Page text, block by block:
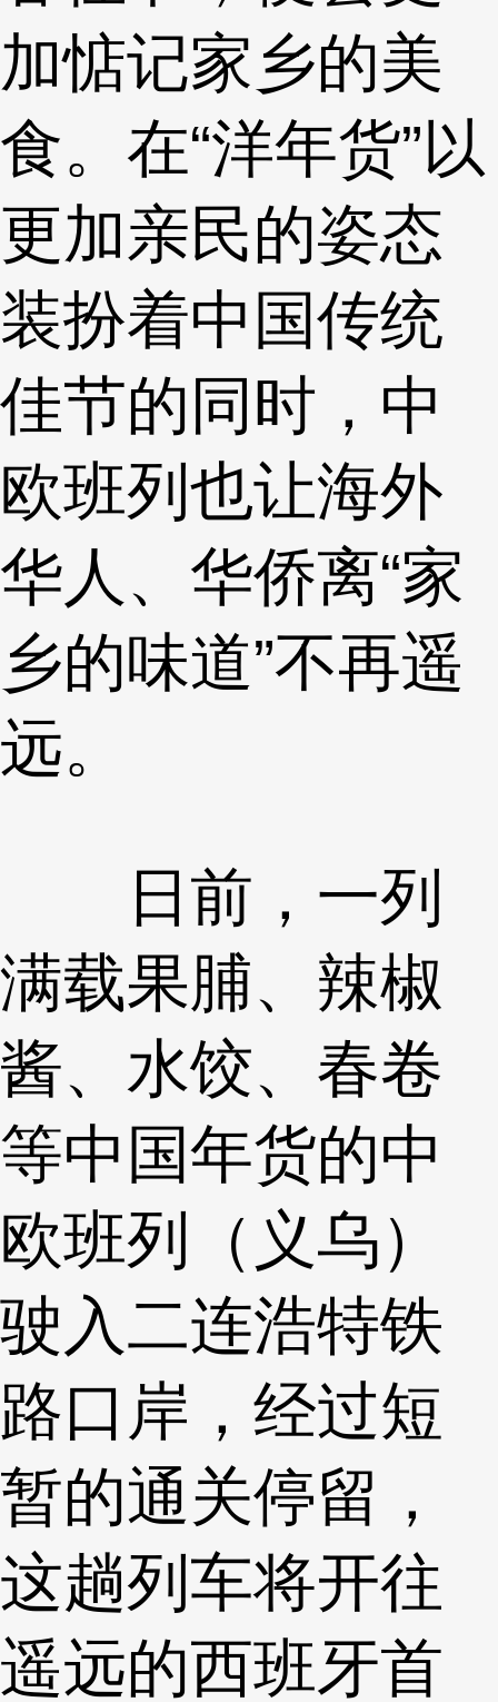
加惦记家乡的美
食。在“洋年货”以
更加亲民的姿态
装扮着中国传统
佳节的同时，中
欧班列也让海外
华人、华侨离“家
乡的味道”不再遥
远。
日前，一列
满载果脯、辣椒
酱、水饺、春卷
等中国年货的中
欧班列（义乌）
驶入二连浩特铁
路口岸，经过短
暂的通关停留，
这趟列车将开往
遥远的西班牙首